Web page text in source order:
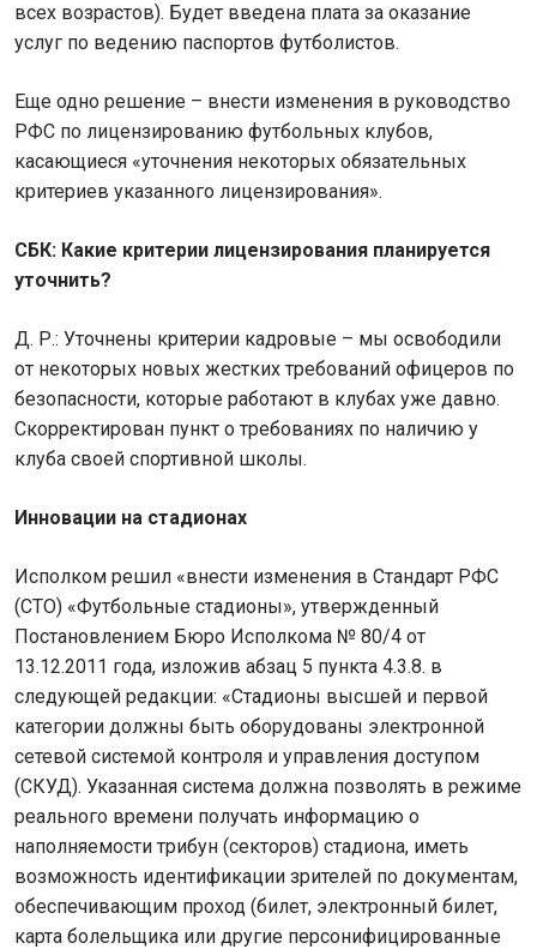
всех возрастов). Будет введена плата за оказание
услуг по ведению паспортов футболистов.
Еще одно решение – внести изменения в руководство
РФС по лицензированию футбольных клубов,
касающиеся «уточнения некоторых обязательных
критериев указанного лицензирования».
СБК: Какие критерии лицензирования планируется
уточнить?
Д. Р.: Уточнены критерии кадровые – мы освободили
от некоторых новых жестких требований офицеров по
безопасности, которые работают в клубах уже давно.
Скорректирован пункт о требованиях по наличию у
клуба своей спортивной школы.
Инновации на стадионах
Исполком решил «внести изменения в Стандарт РФС
(СТО) «Футбольные стадионы», утвержденный
Постановлением Бюро Исполкома № 80/4 от
13.12.2011 года, изложив абзац 5 пункта 4.3.8. в
следующей редакции: «Стадионы высшей и первой
категории должны быть оборудованы электронной
сетевой системой контроля и управления доступом
(СКУД). Указанная система должна позволять в режиме
реального времени получать информацию о
наполняемости трибун (секторов) стадиона, иметь
возможность идентификации зрителей по документам,
обеспечивающим проход (билет, электронный билет,
карта болельщика или другие персонифицированные